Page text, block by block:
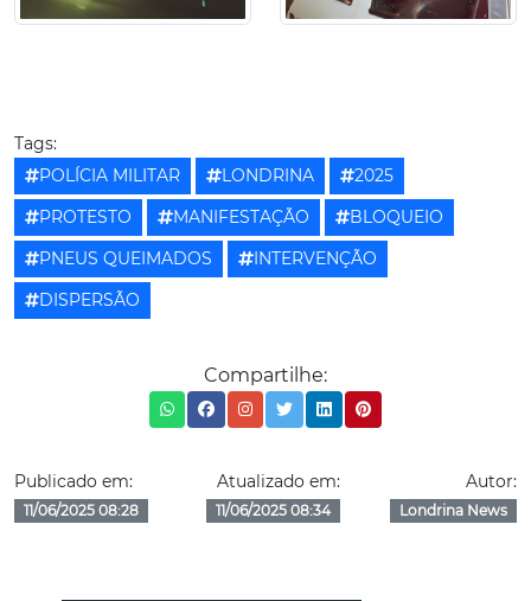
Tags:
POLÍCIA MILITAR
LONDRINA
2025
PROTESTO
MANIFESTAÇÃO
BLOQUEIO
PNEUS QUEIMADOS
INTERVENÇÃO
DISPERSÃO
Compartilhe:
Publicado em:
11/06/2025 08:28
Atualizado em:
11/06/2025 08:34
Autor:
Londrina News